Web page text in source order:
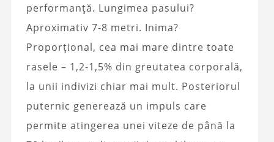
performanță. Lungimea pasului?
Aproximativ 7-8 metri. Inima?
Proporțional, cea mai mare dintre toate
rasele – 1,2-1,5% din greutatea corporală,
la unii indivizi chiar mai mult. Posteriorul
puternic generează un impuls care
permite atingerea unei viteze de până la